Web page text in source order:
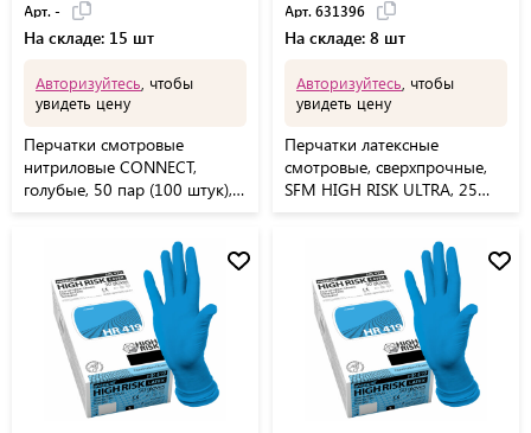
Арт. -
На складе: 15 шт
Авторизуйтесь , чтобы
увидеть цену
Перчатки смотровые
нитриловые CONNECT,
голубые, 50 пар (100 штук),
Арт. 631396
На складе: 8 шт
Авторизуйтесь , чтобы
увидеть цену
Перчатки латексные
смотровые, сверхпрочные,
SFM HIGH RISK ULTRA, 25